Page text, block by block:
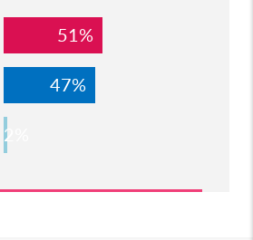
51%
47%
2%